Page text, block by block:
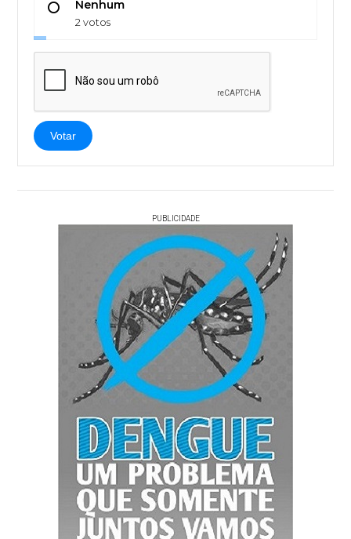
Nenhum
2 votos
Votar
PUBLICIDADE